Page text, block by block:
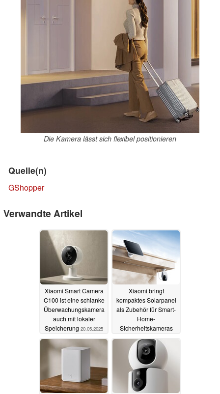
Die Kamera lässt sich flexibel positionieren
Quelle(n)
GShopper
Verwandte Artikel
Xiaomi Smart Camera
C100 ist eine schlanke
Überwachungskamera
auch mit lokaler
Speicherung 20.05.2025
Xiaomi bringt
kompaktes Solarpanel
als Zubehör für Smart-
Home-
Sicherheitskameras
auf den Markt15.07.2024